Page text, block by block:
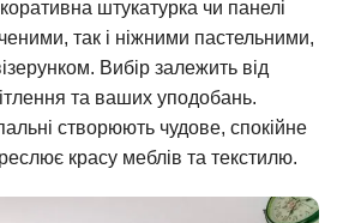
штукатурка чи панелі
так і ніжними пастельними,
Вибір залежить від
та ваших уподобань.
створюють чудове, спокійне
красу меблів та текстилю.